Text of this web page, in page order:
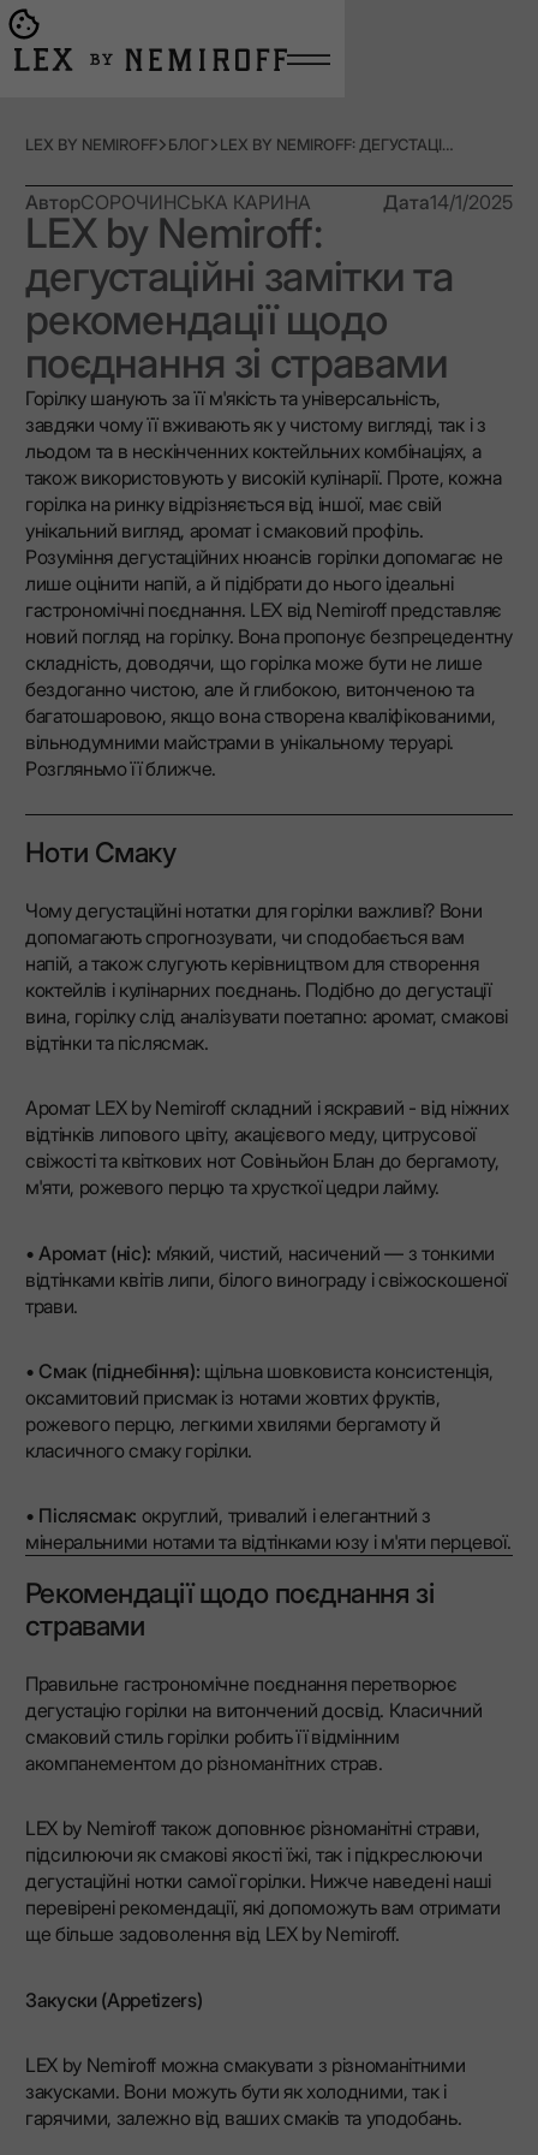
Go to main page
LEX BY NEMIROFF БЛОГ LEX BY NEMIROFF: ДЕГУСТАЦІЙНІ ЗАМІТКИ ТА РЕКОМЕНДАЦІЇ ЩОДО ПОЄДНАННЯ ЗІ СТРАВАМИ
АвторСОРОЧИНСЬКА КАРИНА Дата14/1/2025
LEX by Nemiroff:
дегустаційні замітки та
рекомендації щодо
поєднання зі стравами
Горілку шанують за її м'якість та універсальність,
завдяки чому її вживають як у чистому вигляді, так і з
льодом та в нескінченних коктейльних комбінаціях, а
також використовують у високій кулінарії. Проте, кожна
горілка на ринку відрізняється від іншої, має свій
унікальний вигляд, аромат і смаковий профіль.
Розуміння дегустаційних нюансів горілки допомагає не
лише оцінити напій, а й підібрати до нього ідеальні
гастрономічні поєднання. LEX від Nemiroff представляє
новий погляд на горілку. Вона пропонує безпрецедентну
складність, доводячи, що горілка може бути не лише
бездоганно чистою, але й глибокою, витонченою та
багатошаровою, якщо вона створена кваліфікованими,
вільнодумними майстрами в унікальному теруарі.
Розгляньмо її ближче.
Ноти Смаку
Чому дегустаційні нотатки для горілки важливі? Вони
допомагають спрогнозувати, чи сподобається вам
напій, а також слугують керівництвом для створення
коктейлів і кулінарних поєднань. Подібно до дегустації
вина, горілку слід аналізувати поетапно: аромат, смакові
відтінки та післясмак.
Аромат LEX by Nemiroff складний і яскравий - від ніжних
відтінків липового цвіту, акацієвого меду, цитрусової
свіжості та квіткових нот Совіньйон Блан до бергамоту,
м'яти, рожевого перцю та хрусткої цедри лайму.
• Аромат (ніс): м’який, чистий, насичений — з тонкими
відтінками квітів липи, білого винограду і свіжоскошеної
трави.
• Смак (піднебіння): щільна шовковиста консистенція,
оксамитовий присмак із нотами жовтих фруктів,
рожевого перцю, легкими хвилями бергамоту й
класичного смаку горілки.
• Післясмак: округлий, тривалий і елегантний з
мінеральними нотами та відтінками юзу і м'яти перцевої.
Рекомендації щодо поєднання зі
стравами
Правильне гастрономічне поєднання перетворює
дегустацію горілки на витончений досвід. Класичний
смаковий стиль горілки робить її відмінним
акомпанементом до різноманітних страв.
LEX by Nemiroff також доповнює різноманітні страви,
підсилюючи як смакові якості їжі, так і підкреслюючи
дегустаційні нотки самої горілки. Нижче наведені наші
перевірені рекомендації, які допоможуть вам отримати
ще більше задоволення від LEX by Nemiroff.
Закуски (Appetizers)
LEX by Nemiroff можна смакувати з різноманітними
закусками. Вони можуть бути як холодними, так і
гарячими, залежно від ваших смаків та уподобань.